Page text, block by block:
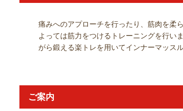
痛みへのアプローチを行ったり、筋肉を柔
よっては筋力をつけるトレーニングを行い
がら鍛える楽トレを用いてインナーマッス
ご案内